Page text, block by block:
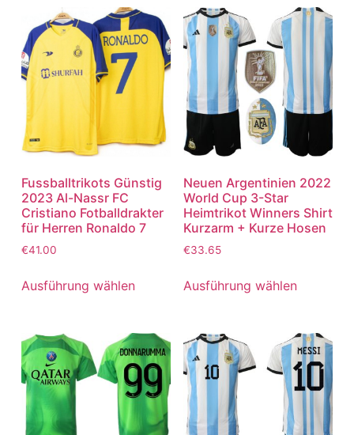
Fussballtrikots Günstig
2023 Al-Nassr FC
Cristiano Fotballdrakter
für Herren Ronaldo 7
€41.00
Ausführung wählen
Neuen Argentinien 2022
World Cup 3-Star
Heimtrikot Winners Shirt
Kurzarm + Kurze Hosen
€33.65
Ausführung wählen